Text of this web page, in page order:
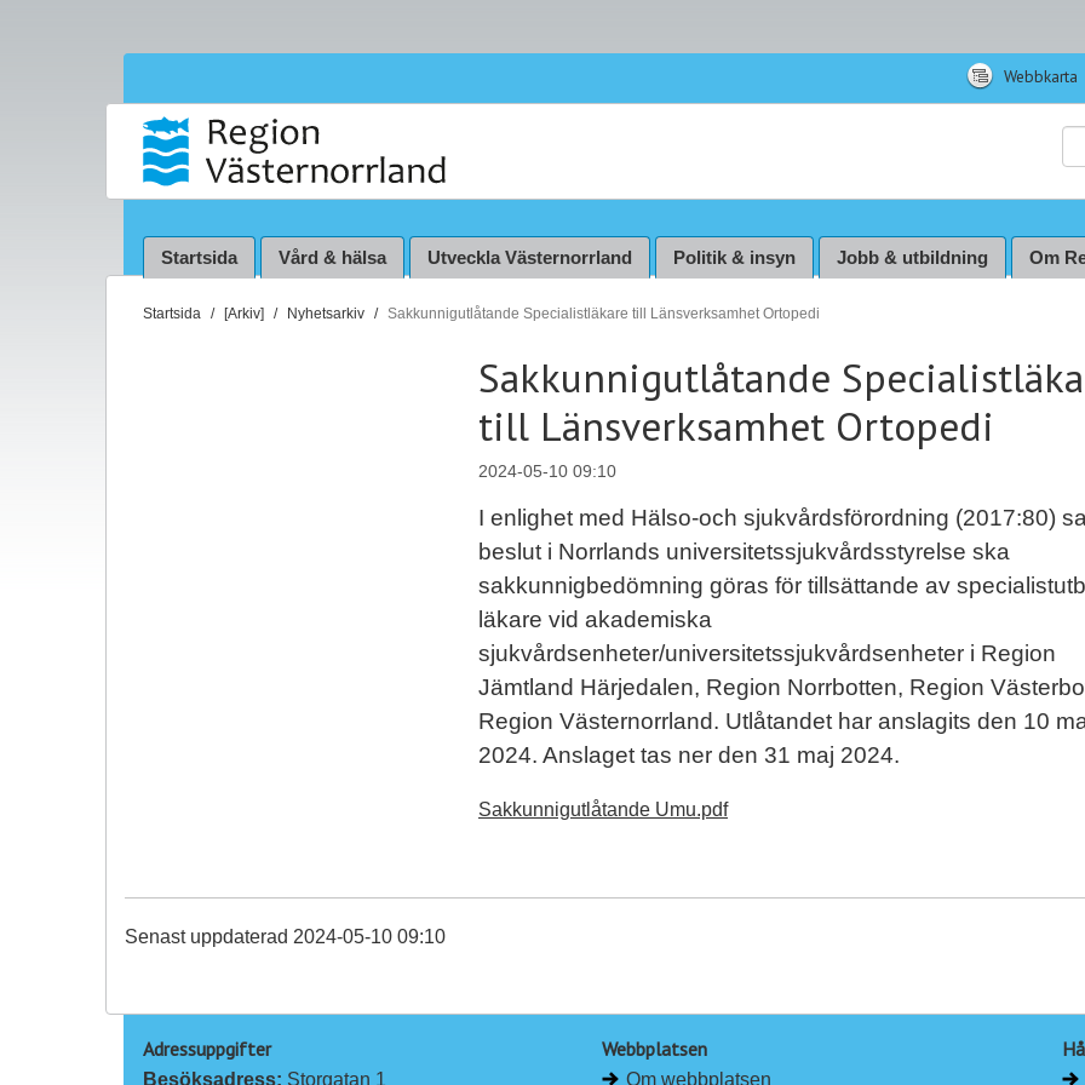
Webbkarta
Startsida Vård & hälsa Utveckla Västernorrland Politik & insyn Jobb & utbildning Om
D
Startsida [Arkiv] Nyhetsarkiv Sakkunnigutlåtande Specialistläkare till Länsverksamhet Ortopedi
Sakkunnigutlåtande
till Länsverksamhet Ortopedi
2024-05-10 09:10
I enlighet med Hälso-och sjukvårdsförordning (2017:80)
beslut i Norrlands universitetssjukvårdsstyrelse ska
sakkunnigbedömning göras för tillsättande av
läkare vid akademiska
sjukvårdsenheter/universitetssjukvårdsenheter i Region
Jämtland Härjedalen, Region Norrbotten, Region
Region Västernorrland. Utlåtandet har anslagits den 10
2024. Anslaget tas ner den 31 maj 2024.
Sakkunnigutlåtande Umu.pdf
Senast uppdaterad 2024-05-10 09:10
Adressuppgifter
Besöksadress: Storgatan 1
Webbplatsen
Om webbplatsen